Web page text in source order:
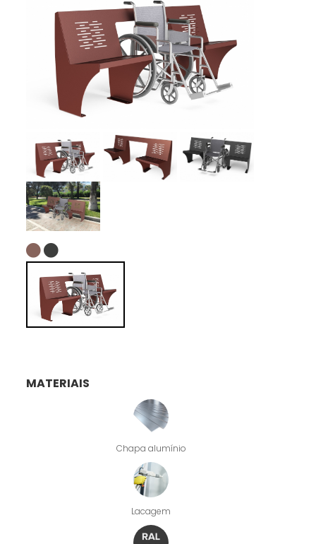
MATERIAIS
Chapa alumínio
Lacagem